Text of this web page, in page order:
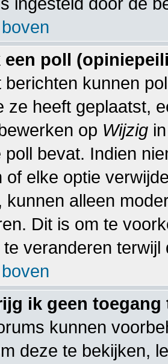
een poll
berichten kunnen
ze heeft geplaatst,
op Wijzig
poll bevat. Indien
of elke optie
kunnen alleen
Dit is om te
veranderen terwijl
ik geen
kunnen
deze te bekijken,